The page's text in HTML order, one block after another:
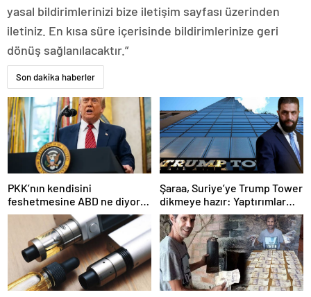
yasal bildirimlerinizi bize iletişim sayfası üzerinden
iletiniz. En kısa süre içerisinde bildirimlerinize geri
dönüş sağlanılacaktır.”
Son dakika haberler
PKK’nın kendisini
feshetmesine ABD ne diyor?
İlk açıklama
Şaraa, Suriye’ye Trump Tower
dikmeye hazır: Yaptırımlar
bitsin yeter